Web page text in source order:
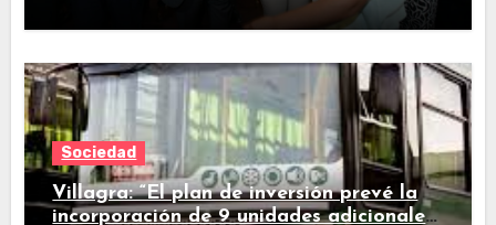
Sociedad
Villagra: “El plan de inversión prevé la
incorporación de 9 unidades adicionales